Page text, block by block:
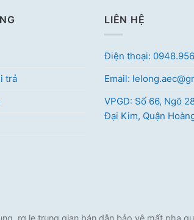
trả
LIÊN HỆ
Điện thoại:
Email:
VPGD: Số 66, Ngõ
Đại Kim, Quận